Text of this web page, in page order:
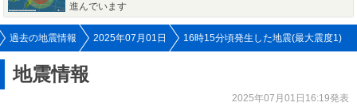
進んでいます
過去の地震情報 2025年07月01日 16時15分頃発生した地震(最大震度1)
地震情報
2025年07月01日16:19発表